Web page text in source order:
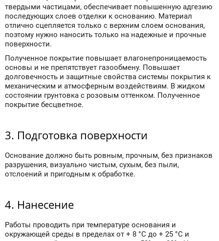
твердыми частицами, обеспечивает повышенную адгезию
последующих слоев отделки к основанию. Материал
отлично сцепляется только с верхним слоем основания,
поэтому нужно наносить только на надежные и прочные
поверхности.
Полученное покрытие повышает влагонепроницаемость
основы и не препятствует газообмену. Повышает
долговечность и защитные свойства системы покрытия к
механическим и атмосферным воздействиям. В жидком
состоянии грунтовка с розовым оттенком. Полученное
покрытие бесцветное.
3. Подготовка поверхности
Основание должно быть ровным, прочным, без признаков
разрушения, визуально чистым, сухым, без пыли,
отслоений и пригодным к обработке.
4. Нанесение
Работы проводить при температуре основания и
окружающей среды в пределах от + 8 °С до + 25 °С и